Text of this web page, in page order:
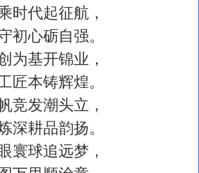
时代起征航，
初心砺自强。
为基开锦业，
匠本铸辉煌。
竞发潮头立，
深耕品韵扬。
寰球追远梦，